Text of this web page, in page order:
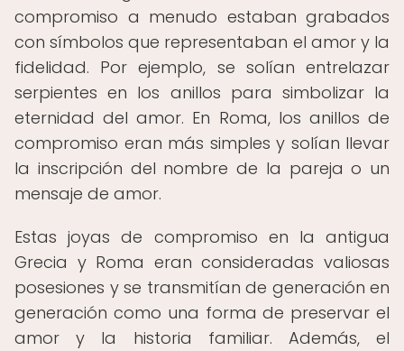
compromiso a menudo estaban grabados
con símbolos que representaban el amor y la
fidelidad. Por ejemplo, se solían entrelazar
serpientes en los anillos para simbolizar la
eternidad del amor. En Roma, los anillos de
compromiso eran más simples y solían llevar
la inscripción del nombre de la pareja o un
mensaje de amor.
Estas joyas de compromiso en la antigua
Grecia y Roma eran consideradas valiosas
posesiones y se transmitían de generación en
generación como una forma de preservar el
amor y la historia familiar. Además, el